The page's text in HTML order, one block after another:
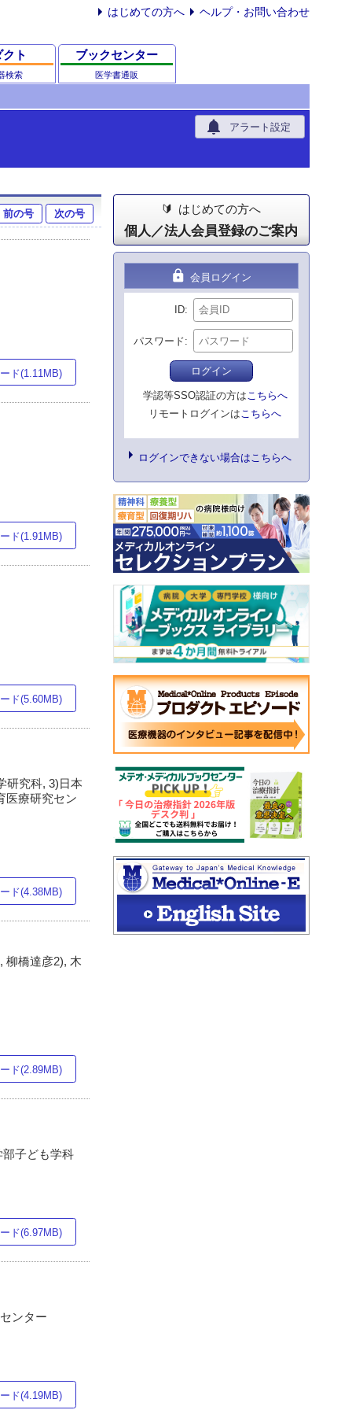
はじめての方へ ヘルプ・お問い合わせ
ト
検索
ブックセンター
医学書通販
notifications アラート設定
前の号 次の号
ド(1.11MB)
ド(1.91MB)
ド(5.60MB)
研究科, 3)日本
医療研究セン
ド(4.38MB)
柳橋達彦2), 木
ド(2.89MB)
子ども学科
ド(6.97MB)
ンター
ド(4.19MB)
はじめての方へ
個人／法人会員登録のご案内
lock 会員ログイン
ID
パスワード
ログイン
学認等SSO認証の方はこちらへ
リモートログインはこちらへ
ログインできない場合はこちらへ